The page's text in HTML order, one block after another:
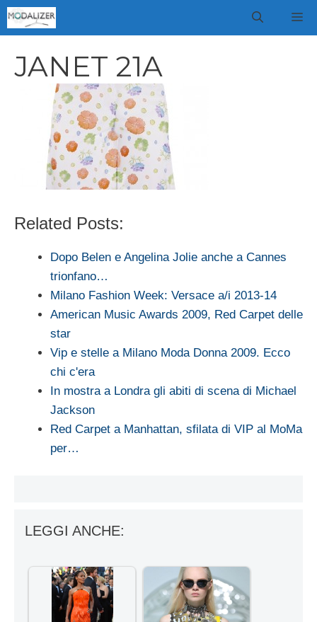
Vai
al
JANET 21A
Related Posts:
Dopo Belen e Angelina Jolie anche a Cannes
trionfano…
Milano Fashion Week: Versace a/i 2013-14
American Music Awards 2009, Red Carpet delle
star
Vip e stelle a Milano Moda Donna 2009. Ecco
chi c'era
In mostra a Londra gli abiti di scena di Michael
Jackson
Red Carpet a Manhattan, sfilata di VIP al MoMa
per…
LEGGI ANCHE: